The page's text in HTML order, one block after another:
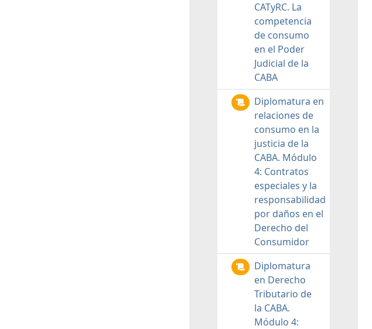
CATyRC. La
competencia
de consumo
en el Poder
Judicial de la
CABA
Diplomatura en
relaciones de
consumo en la
justicia de la
CABA. Módulo
4: Contratos
especiales y la
responsabilidad
por daños en el
Derecho del
Consumidor
Diplomatura
en Derecho
Tributario de
la CABA.
Módulo 4: